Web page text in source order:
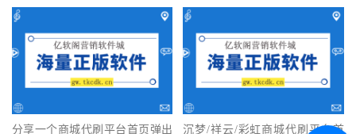
分享一个商城代刷平台首页弹出
沉梦/祥云/彩虹商城代刷平台首